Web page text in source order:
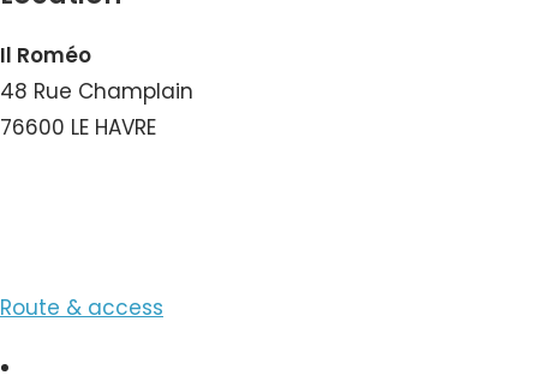
Il Roméo
48 Rue Champlain
76600 LE HAVRE
Route & access